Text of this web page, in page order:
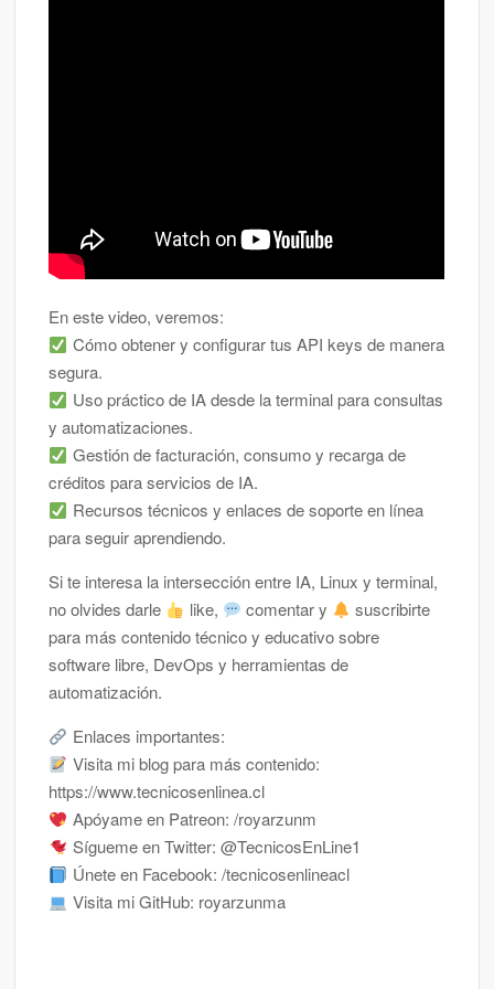
En este video, veremos:
Cómo obtener y configurar tus API keys de manera
segura.
Uso práctico de IA desde la terminal para consultas
y automatizaciones.
Gestión de facturación, consumo y recarga de
créditos para servicios de IA.
Recursos técnicos y enlaces de soporte en línea
para seguir aprendiendo.
Si te interesa la intersección entre IA, Linux y terminal,
no olvides darle
like, comentar y
suscribirte
para más contenido técnico y educativo sobre
software libre, DevOps y herramientas de
automatización.
Enlaces importantes:
Visita mi blog para más contenido:
https://www.tecnicosenlinea.cl
Apóyame en Patreon: /royarzunm
Sígueme en Twitter: @TecnicosEnLine1
Únete en Facebook: /tecnicosenlineacl
Visita mi GitHub: royarzunma